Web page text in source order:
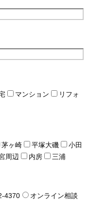
マンション
リフォ
茅ヶ崎 平塚大磯
小田
周辺 内房 三浦
4370
オンライン相談